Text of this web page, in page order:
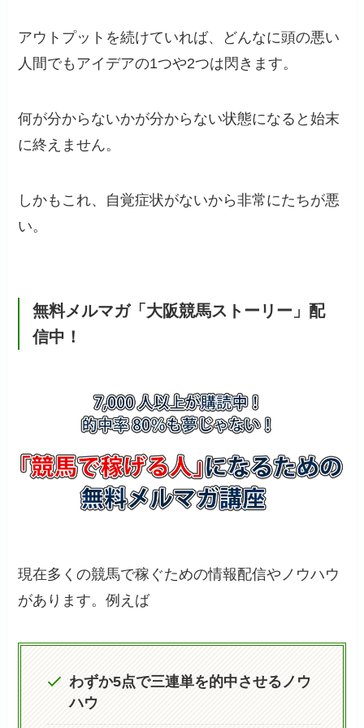
アウトプットを続けていれば、どんなに頭の悪い
人間でもアイデアの1つや2つは閃きます。
何が分からないかが分からない状態になると始末
に終えません。
しかもこれ、自覚症状がないから非常にたちが悪
い。
無料メルマガ「大阪競馬ストーリー」配
信中！
現在多くの競馬で稼ぐための情報配信やノウハウ
があります。例えば
わずか5点で三連単を的中させるノウ
ハウ